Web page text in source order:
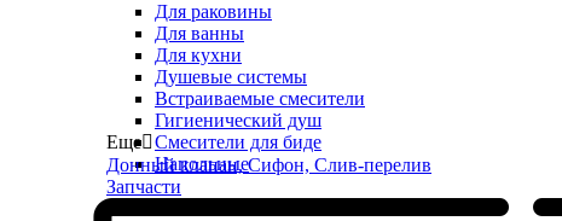
Для раковины
Для ванны
Для кухни
Душевые системы
Встраиваемые смесители
Гигиенический душ
Смесители для биде
Напольные
Еще
Донный клапан, Сифон, Слив-перелив
Запчасти